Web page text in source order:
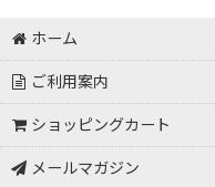
ホーム
ご利用案内
ショッピングカート
メールマガジン